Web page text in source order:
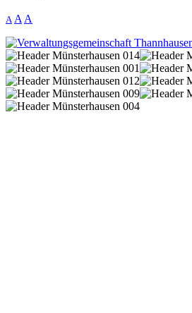
A A A